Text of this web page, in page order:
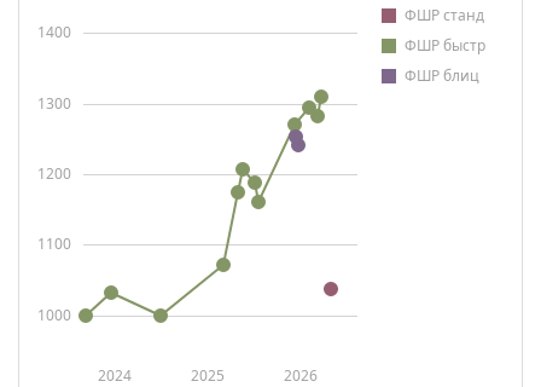
ФШР станд
ФШР быстр
ФШР блиц
2024 2025 2026
1000
1100
1200
1300
1400